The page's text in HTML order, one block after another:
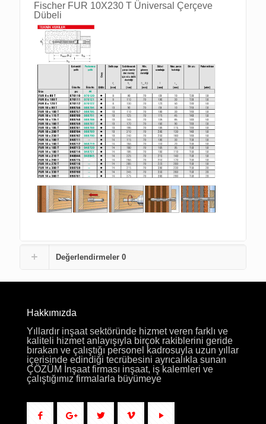
Fischer FUR 10X230 T Üniversal Çerçeve
Dübeli
Değerlendirmeler 0
Hakkımızda
Yıllardır inşaat sektöründe hizmet veren farklı ve
kaliteli hizmet anlayışıyla birçok rakiblerini geride
bırakan ve çalıştığı personel kadrosuyla uzun yıllar
içerisinde edindiği tecrübesini ayrıcalıkla sunan
ÇÖZÜM İnşaat firması inşaat, iş kalemleri ve
çalıştığımız firmalarla büyümeye